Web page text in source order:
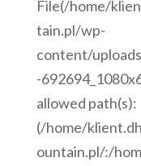
File(/home/
tain.pl/wp-
content/
-
allowed path(s):
(/home/
ountain.pl/:/